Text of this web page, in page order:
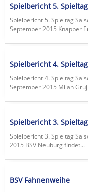
Spielbericht 5.
Spielbericht 5. Spieltag
September 2015 Knapper
Spielbericht 4.
Spielbericht 4. Spieltag
September 2015 Milan
Spielbericht 3.
Spielbericht 3. Spieltag
2015 BSV Neuburg findet...
BSV Fahnenweihe